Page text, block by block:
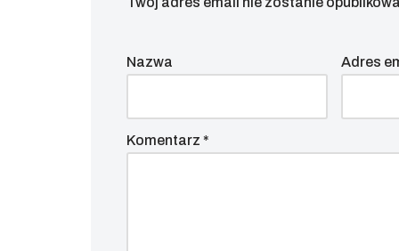
Nazwa Adres
Komentarz *